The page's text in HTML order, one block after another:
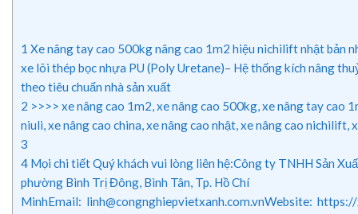
1 Xe nâng tay cao 500kg nâng cao 1m2 hiệu nichilift nhật bản
xe lõi thép bọc nhựa PU (Poly Uretane)– Hệ thống kích nâng
theo tiêu chuẩn nhà sản xuất
2 >>>> xe nâng cao 1m2, xe nâng cao 500kg, xe nâng tay cao
niuli, xe nâng cao china, xe nâng cao nhật, xe nâng cao nichilift,
3
4 Mọi chi tiết Quý khách vui lòng liên hệ:Công ty TNHH Sản
phường Bình Trị Đông, Bình Tân, Tp. Hồ Chí
MinhEmail: linh@congnghiepvietxanh.com.vnWebsite: